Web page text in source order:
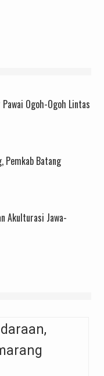
Ogoh-Ogoh Lintas
Pemkab Batang
Akulturasi Jawa-